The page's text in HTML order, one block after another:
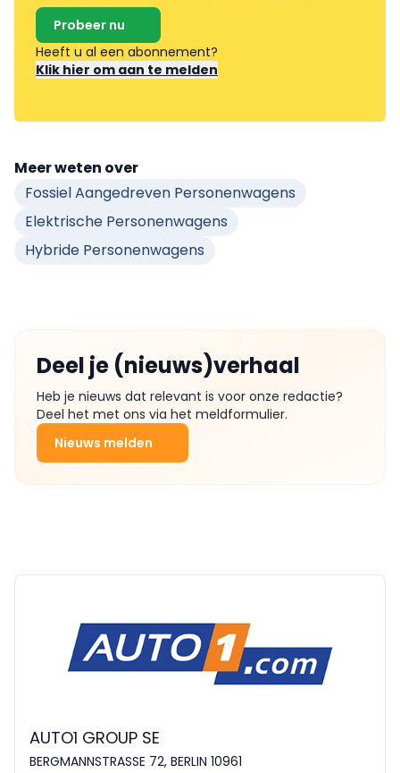
Probeer nu
Heeft u al een abonnement?
Klik hier om aan te melden
Meer weten over
Fossiel Aangedreven Personenwagens
Elektrische Personenwagens
Hybride Personenwagens
Deel je (nieuws)verhaal
Heb je nieuws dat relevant is voor onze redactie?
Deel het met ons via het meldformulier.
Nieuws melden
AUTO1 GROUP SE
BERGMANNSTRASSE 72, BERLIN 10961